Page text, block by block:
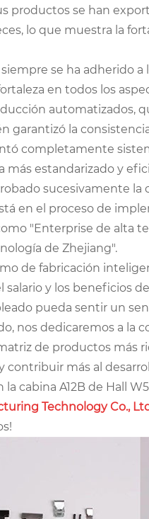
productos se han
lo que muestra la
se ha adherido
en todos los
automatizados,
garantizó la
completamente
más estandarizado y
sucesivamente la
en el proceso de
"Enterprise de alta
de Zhejiang".
de fabricación
y los beneficios
pueda sentir un
nos dedicaremos a
de productos más
contribuir más al
la cabina A12B de Hall
Technology Co.,